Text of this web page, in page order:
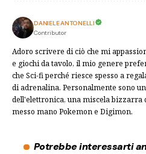
DANIELE ANTONELLI
Contributor
Adoro scrivere di ciò che mi
e giochi da tavolo, il mio genere
che Sci-fi perché riesce spesso a
di adrenalina. Personalmente sono
dell'elettronica, una miscela bizzarra
messo mano Pokemon e Digimon.
Potrebbe interessarti